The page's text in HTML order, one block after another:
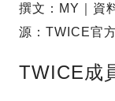
撰文：MY｜資
源：TWICE官
TWICE成